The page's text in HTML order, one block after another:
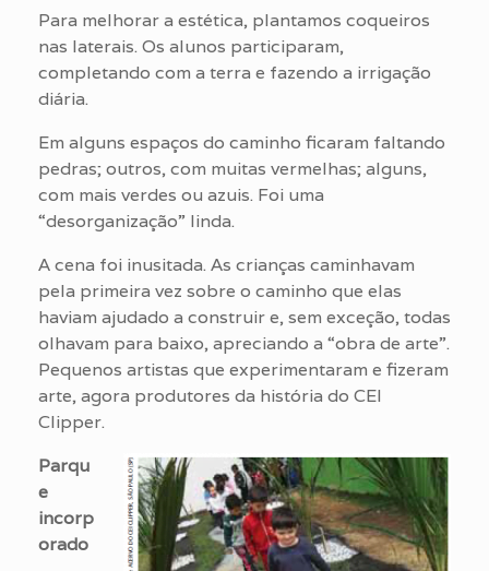
Para melhorar a estética, plantamos coqueiros
nas laterais. Os alunos participaram,
completando com a terra e fazendo a irrigação
diária.
Em alguns espaços do caminho ficaram faltando
pedras; outros, com muitas vermelhas; alguns,
com mais verdes ou azuis. Foi uma
“desorganização” linda.
A cena foi inusitada. As crianças caminhavam
pela primeira vez sobre o caminho que elas
haviam ajudado a construir e, sem exceção, todas
olhavam para baixo, apreciando a “obra de arte”.
Pequenos artistas que experimentaram e fizeram
arte, agora produtores da história do CEI
Clipper.
Parqu
e
incorp
orado